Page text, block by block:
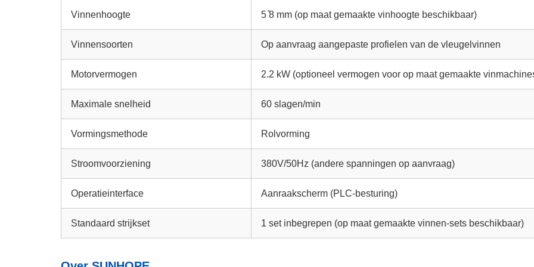
Vinnenhoogte 5 ̊8 mm (op maat gemaakte vinhoogte beschikbaar)
Vinnensoorten Op aanvraag aangepaste profielen van de vleugelvinnen
Motorvermogen 2.2 kW (optioneel vermogen voor op maat gemaakte
Maximale snelheid 60 slagen/min
Vormingsmethode Rolvorming
Stroomvoorziening 380V/50Hz (andere spanningen op aanvraag)
Operatieinterface Aanraakscherm (PLC-besturing)
Standaard strijkset 1 set inbegrepen (op maat gemaakte vinnen-sets beschikbaar)